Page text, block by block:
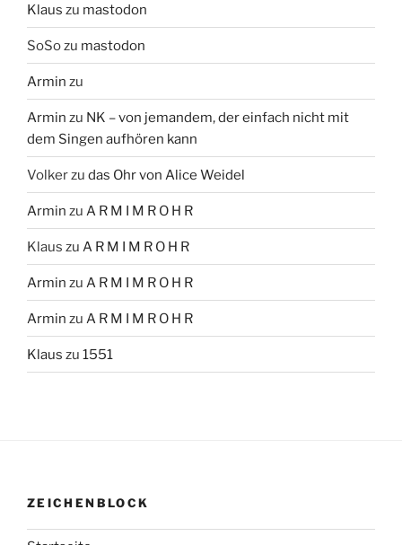
Klaus zu mastodon
SoSozu mastodon
Armin zu
Armin zu NK – von jemandem, der einfach nicht mit
dem Singen aufhören kann
Volkerzu das Ohr von Alice Weidel
Armin zu A R M I M R O H R
Klaus zu A R M I M R O H R
Armin zu A R M I M R O H R
Armin zu A R M I M R O H R
Klaus zu 1551
ZEICHENBLOCK